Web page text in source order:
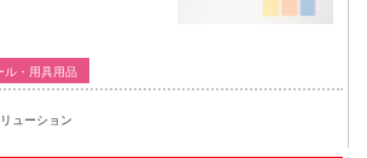
ル・用具用品
ューション